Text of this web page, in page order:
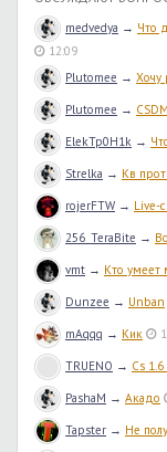
medvedya → Что
12:09
Plutomee → Хочу
Plutomee →
ElekTp0H1k →
Strelka → Кв
rojerFTW → Live-
256_TeraBite →
vmt → Кто умеет
Dunzee → Unban
mAqqq → Кик
TRUENO → Cs
PashaM → Акадо
Tapster → Не